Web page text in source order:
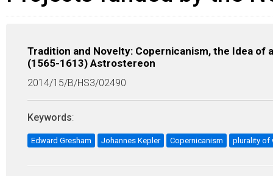
Tradition and Novelty: Copernicanism, the Idea of
(1565-1613) Astrostereon
2014/15/B/HS3/02490
Keywords:
Edward Gresham Johannes Kepler Copernicanism plurality of